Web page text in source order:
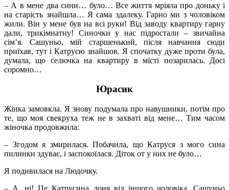
– А в мене два сини… було… Все життя мріяла про доньку і
на старість знайшла… Я сама здалеку. Гарно ми з чоловіком
жили. Він у мене був на всі руки! Від заводу квартиру гарну
дали, трикімнатну! Синочки у нас підростали – звичайна
сім’я. Сашуньо, мій старшенький, після навчання сюди
приїхав, тут і Катрусю знайшов. Я спочатку дуже проти була,
думала, що селючка на квартиру в місті позарилась. Досі
соромно…
Юрасик
Жінка замовкла. Я знову подумала про навушники, потім про
те, що моя свекруха теж не в захваті від мене… Тим часом
жіночка продовжила:
– Згодом я змирилася. Побачила, що Катруся з мого сина
пилинки здуває, і заспокоїлася. Діток от у них не було…
Я подивилася на Людочку.